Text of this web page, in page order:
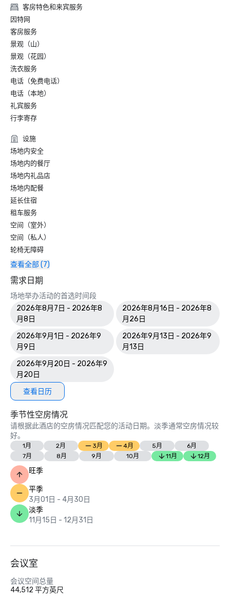
客房特色和来宾服务
因特网
客房服务
景观（山）
景观（花园）
洗衣服务
电话（免费电话）
电话（本地）
礼宾服务
行李寄存
设施
场地内安全
场地内的餐厅
场地内礼品店
场地内配餐
延长住宿
租车服务
空间（室外）
空间（私人）
轮椅无障碍
查看全部 (7)
需求日期
场地举办活动的首选时间段
2026年8月7日 - 2026年8
月8日
2026年8月16日 - 2026年8
月26日
2026年9月1日 - 2026年9
月9日
2026年9月13日 - 2026年9
月13日
2026年9月20日 - 2026年9
月20日
查看日历
季节性空房情况
请根据此酒店的空房情况匹配您的活动日期。淡季通常空房情况较
好。
1月 2月 3月 4月 5月
6月
7月
8月 9月 10月 11月 12月
旺季
平季
3月01日 - 4月30日
淡季
11月15日 - 12月31日
会议室
会议空间总量
44,512 平方英尺